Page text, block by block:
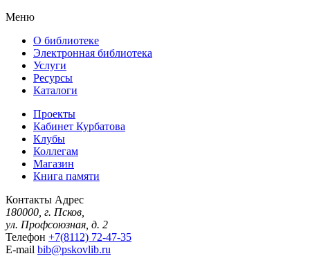
Меню
О библиотеке
Электронная библиотека
Услуги
Ресурсы
Каталоги
Проекты
Кабинет Курбатова
Клубы
Коллегам
Магазин
Книга памяти
Контакты Адрес
180000, г. Псков,
ул. Профсоюзная, д. 2
Телефон +7(8112) 72-47-35
E-mail bib@pskovlib.ru